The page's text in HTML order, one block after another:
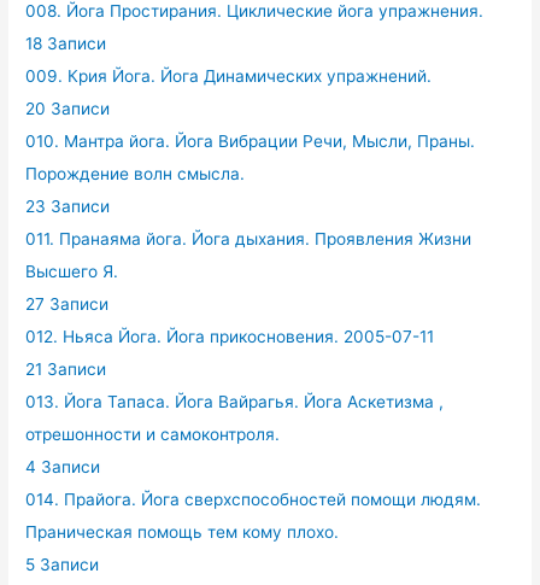
008. Йога Простирания. Циклические йога упражнения.
18 Записи
009. Крия Йога. Йога Динамических упражнений.
20 Записи
010. Мантра йога. Йога Вибрации Речи, Мысли, Праны.
Порождение волн смысла.
23 Записи
011. Пранаяма йога. Йога дыхания. Проявления Жизни
Высшего Я.
27 Записи
012. Ньяса Йога. Йога прикосновения. 2005-07-11
21 Записи
013. Йога Тапаса. Йога Вайрагья. Йога Аскетизма ,
отрешонности и самоконтроля.
4 Записи
014. Прайога. Йога сверхспособностей помощи людям.
Праническая помощь тем кому плохо.
5 Записи